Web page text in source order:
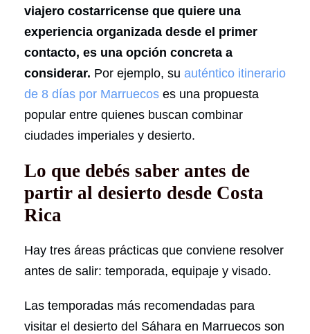
viajero costarricense que quiere una
experiencia organizada desde el primer
contacto, es una opción concreta a
considerar. Por ejemplo, su auténtico itinerario
de 8 días por Marruecos es una propuesta
popular entre quienes buscan combinar
ciudades imperiales y desierto.
Lo que debés saber antes de
partir al desierto desde Costa
Rica
Hay tres áreas prácticas que conviene resolver
antes de salir: temporada, equipaje y visado.
Las temporadas más recomendadas para
visitar el desierto del Sáhara en Marruecos son